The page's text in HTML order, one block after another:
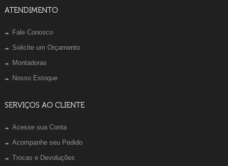
ATENDIMENTO
Fale Conosco
Solicite um Orçamento
Montadoras
Nosso Estoque
SERVIÇOS AO CLIENTE
Acesse sua Conta
Acompanhe seu Pedido
Trocas e Devoluções